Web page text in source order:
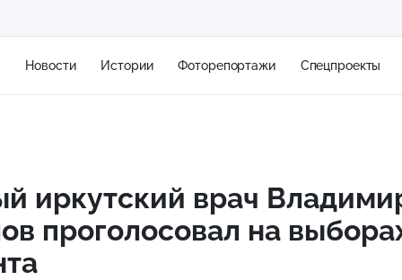
Новости Истории Фоторепортажи Спецпроекты
11 м/с
иркутский врач
проголосовал на